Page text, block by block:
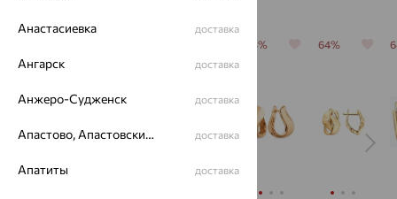
64% 64%
Анастасиевка доставка
Ангарск доставка
Анжеро-Судженск доставка
Апастово, Апастовский район доставка
Апатиты доставка